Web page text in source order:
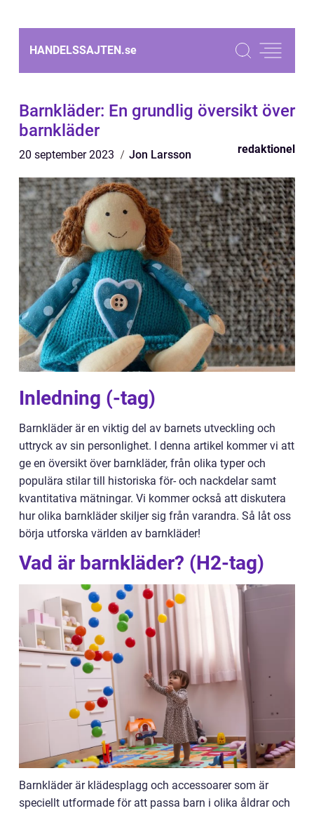
HANDELSSAJTEN.se
Barnkläder: En grundlig översikt över
barnkläder
20 september 2023 Jon Larsson redaktionel
Inledning (-tag)
Barnkläder är en viktig del av barnets utveckling och
uttryck av sin personlighet. I denna artikel kommer vi att
ge en översikt över barnkläder, från olika typer och
populära stilar till historiska för- och nackdelar samt
kvantitativa mätningar. Vi kommer också att diskutera
hur olika barnkläder skiljer sig från varandra. Så låt oss
börja utforska världen av barnkläder!
Vad är barnkläder? (H2-tag)
Barnkläder är klädesplagg och accessoarer som är
speciellt utformade för att passa barn i olika åldrar och